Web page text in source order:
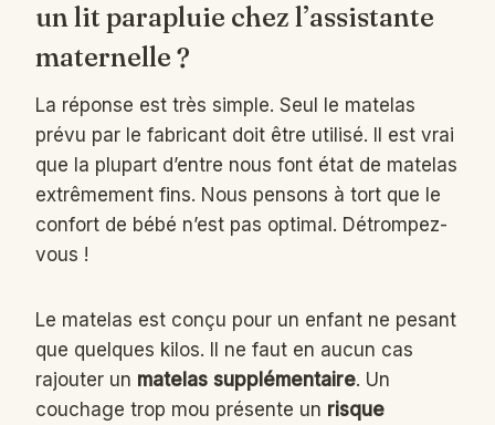
un lit parapluie chez l’assistante
maternelle ?
La réponse est très simple. Seul le matelas
prévu par le fabricant doit être utilisé. Il est vrai
que la plupart d’entre nous font état de matelas
extrêmement fins. Nous pensons à tort que le
confort de bébé n’est pas optimal. Détrompez-
vous !
Le matelas est conçu pour un enfant ne pesant
que quelques kilos. Il ne faut en aucun cas
rajouter un matelas supplémentaire. Un
couchage trop mou présente un risque